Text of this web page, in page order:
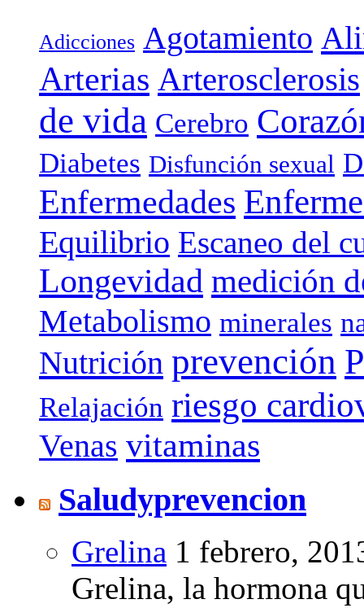
Adicciones Agotamiento
Arterias Arterosclerosis
de vida Cerebro
Diabetes Disfunción sexual
Enfermedades
Equilibrio Escaneo del
Longevidad medición
Metabolismo minerales
Nutrición prevención
Relajación riesgo
Venas vitaminas
Saludyprevencion
Grelina 1 febrero,
Grelina, la hormona